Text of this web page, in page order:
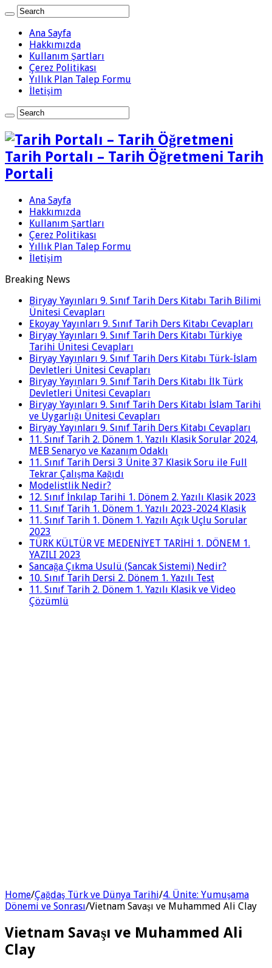
Ana Sayfa
Hakkımızda
Kullanım Şartları
Çerez Politikası
Yıllık Plan Talep Formu
İletişim
Tarih Portalı – Tarih Öğretmeni Tarih
Portali
Ana Sayfa
Hakkımızda
Kullanım Şartları
Çerez Politikası
Yıllık Plan Talep Formu
İletişim
Breaking News
Biryay Yayınları 9. Sınıf Tarih Ders Kitabı Tarih Bilimi
Ünitesi Cevapları
Ekoyay Yayınları 9. Sınıf Tarih Ders Kitabı Cevapları
Biryay Yayınları 9. Sınıf Tarih Ders Kitabı Türkiye
Tarihi Ünitesi Cevapları
Biryay Yayınları 9. Sınıf Tarih Ders Kitabı Türk-İslam
Devletleri Ünitesi Cevapları
Biryay Yayınları 9. Sınıf Tarih Ders Kitabı İlk Türk
Devletleri Ünitesi Cevapları
Biryay Yayınları 9. Sınıf Tarih Ders Kitabı İslam Tarihi
ve Uygarlığı Ünitesi Cevapları
Biryay Yayınları 9. Sınıf Tarih Ders Kitabı Cevapları
11. Sınıf Tarih 2. Dönem 1. Yazılı Klasik Sorular 2024,
MEB Senaryo ve Kazanım Odaklı
11. Sınıf Tarih Dersi 3 Ünite 37 Klasik Soru ile Full
Tekrar Çalışma Kağıdı
Modelistlik Nedir?
12. Sınıf İnkılap Tarihi 1. Dönem 2. Yazılı Klasik 2023
11. Sınıf Tarih 1. Dönem 1. Yazılı 2023-2024 Klasik
11. Sınıf Tarih 1. Dönem 1. Yazılı Açık Uçlu Sorular
2023
TÜRK KÜLTÜR VE MEDENİYET TARİHİ 1. DÖNEM 1.
YAZILI 2023
Sancağa Çıkma Usulü (Sancak Sistemi) Nedir?
10. Sınıf Tarih Dersi 2. Dönem 1. Yazılı Test
11. Sınıf Tarih 2. Dönem 1. Yazılı Klasik ve Video
Çözümlü
Home/Çağdaş Türk ve Dünya Tarihi/4. Ünite: Yumuşama
Dönemi ve Sonrası/Vietnam Savaşı ve Muhammed Ali Clay
Vietnam Savaşı ve Muhammed Ali
Clay